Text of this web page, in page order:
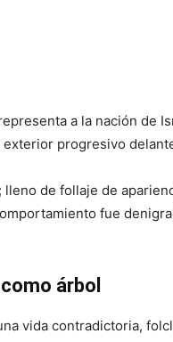
a la nación de
progresivo
de follaje de
fue
árbol
vida contradictoria,